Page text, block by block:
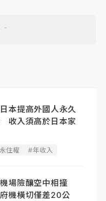
本提高外國人永久
收入須高於日本家
住權 #年收入
場險釀空中相撞
機橫切僅差20公